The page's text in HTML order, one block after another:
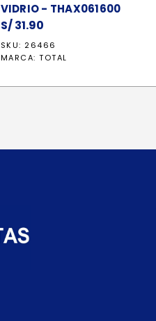
VIDRIO - THAX061600
S/31.90
SKU: 26466
MARCA: TOTAL